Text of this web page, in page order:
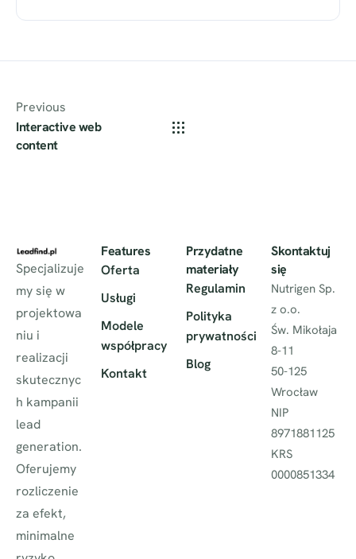
Previous
Interactive web
content
Specjalizuje
my się w
projektowa
niu i
realizacji
skutecznyc
h kampanii
lead
generation.
Oferujemy
rozliczenie
za efekt,
minimalne
Features
Oferta
Usługi
Modele
współpracy
Kontakt
Przydatne
materiały
Regulamin
Polityka
prywatności
Blog
Skontaktuj
się
Nutrigen Sp.
z o.o.
Św. Mikołaja
8-11
50-125
Wrocław
NIP
8971881125
KRS
0000851334